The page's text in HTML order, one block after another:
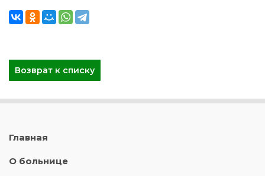
Возврат к списку
Главная
О больнице